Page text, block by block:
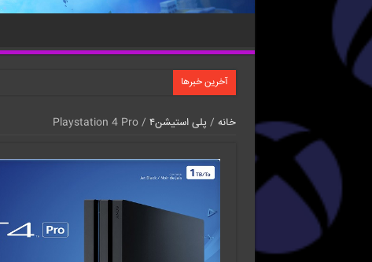
آخرین خبرها
خانه / پلی استیشن۴ / Playstation 4 Pro